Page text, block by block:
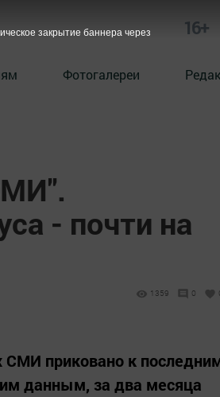
16+
Фотогалереи
- почти на
1359 0
приковано к
данным, за два месяца
закрытие баннера через